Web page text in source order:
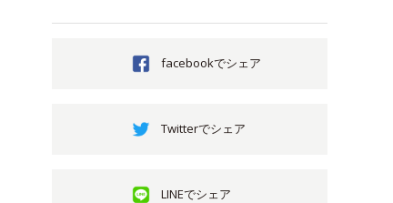
facebookでシェア
Twitterでシェア
LINEでシェア